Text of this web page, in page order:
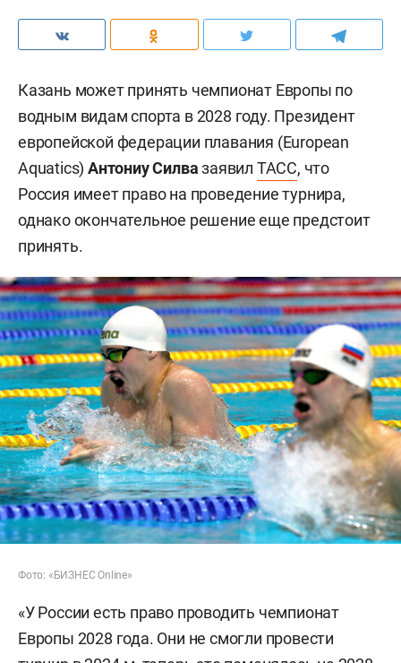
Казань может принять чемпионат Европы по
водным видам спорта в 2028 году. Президент
европейской федерации плавания (European
Aquatics) Антониу Силвазаявил ТАСС, что
Россия имеет право на проведение турнира,
однако окончательное решение еще предстоит
принять.
Фото: «БИЗНЕС Online»
«У России есть право проводить чемпионат
Европы 2028 года. Они не смогли провести